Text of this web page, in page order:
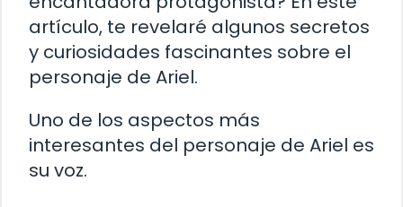
artículo, te revelaré algunos secretos
y curiosidades fascinantes sobre el
personaje de Ariel.
Uno de los aspectos más
interesantes del personaje de Ariel es
su voz.